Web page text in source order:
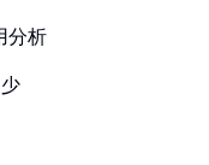
分析